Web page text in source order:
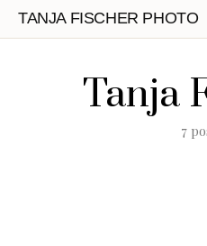
TANJA FISCHER PHOTO
Tanja
7